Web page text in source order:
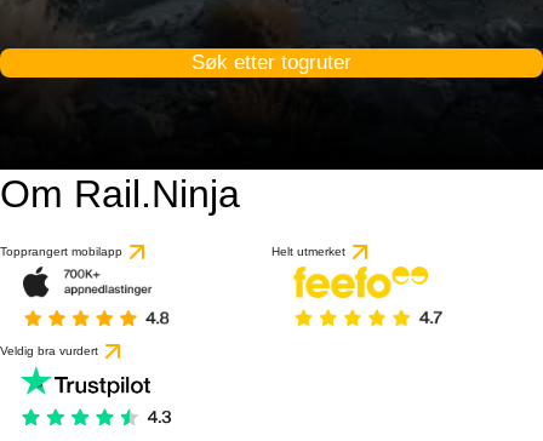
Søk etter togruter
Om Rail.Ninja
Topprangert mobilapp Helt utmerket
Veldig bra vurdert